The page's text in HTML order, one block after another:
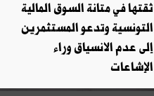
ثقتها في متانة السوق المالية
التونسية وتدعو المستثمرين
إلى عدم الانسياق وراء
الإشاعات